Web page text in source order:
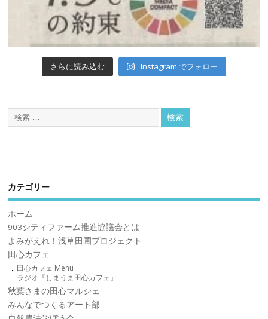
さらに読み込む Instagram でフォロー
カテゴリー
ホーム
903シティファーム推進協議会とは
よみがえれ！浅草田圃プロジェクト
田心カフェ
田心カフェ Menu
ラジオ『しまうま田心カフェ』
秋葉さまの田心マルシェ
みんなでつくるアート部